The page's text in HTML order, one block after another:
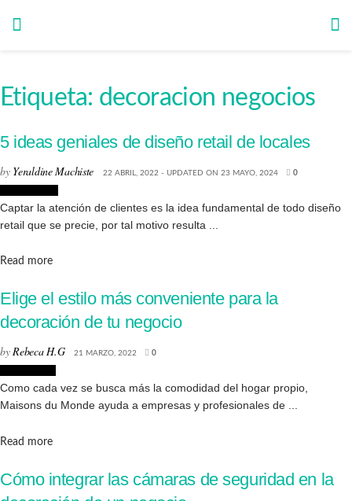
Etiqueta: decoracion negocios
5 ideas geniales de diseño retail de locales
by Yeraldine Machiste 22 ABRIL, 2022 - UPDATED ON 23 MAYO, 2024 0
Captar la atención de clientes es la idea fundamental de todo diseño
retail que se precie, por tal motivo resulta ...
Read moreDetails
Elige el estilo más conveniente para la
decoración de tu negocio
byRebeca H.G 21 MARZO, 2022 0
Como cada vez se busca más la comodidad del hogar propio,
Maisons du Monde ayuda a empresas y profesionales de ...
Read moreDetails
Cómo integrar las cámaras de seguridad en la